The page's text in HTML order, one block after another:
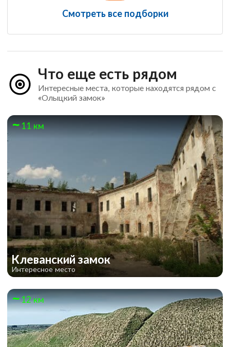
Смотреть все подборки
Что еще есть рядом
Интересные места, которые находятся рядом с
«Олыцкий замок»
11 км
Клеванский замок
Интересное место
12 км